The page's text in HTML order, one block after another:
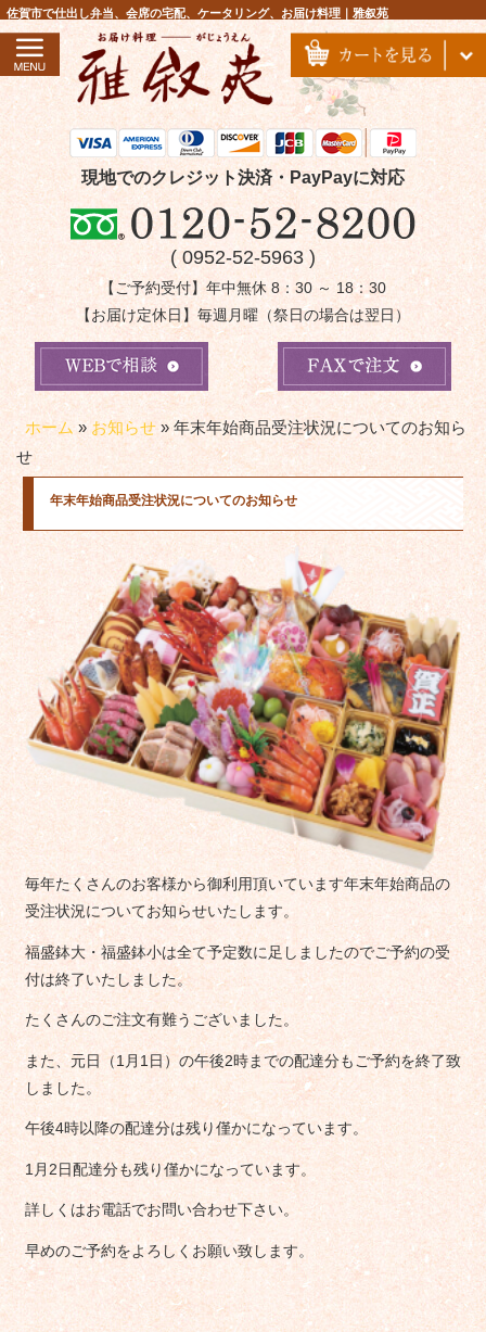
コ
ン
ツ
へ
ス
キ
プ
佐賀市で仕出し弁当、会席の宅配、ケータリング、お届け料理｜雅叙苑
現地でのクレジット決済・PayPayに対応
( 0952-52-5963 )
【ご予約受付】年中無休 8：30 ～ 18：30
【お届け定休日】毎週月曜（祭日の場合は翌日）
ホーム» お知らせ»年末年始商品受注状況についてのお知ら
せ
年末年始商品受注状況についてのお知らせ
毎年たくさんのお客様から御利用頂いています年末年始商品の
受注状況についてお知らせいたします。
福盛鉢大・福盛鉢小は全て予定数に足しましたのでご予約の受
付は終了いたしました。
たくさんのご注文有難うございました。
また、元日（1月1日）の午後2時までの配達分もご予約を終了致
しました。
午後4時以降の配達分は残り僅かになっています。
1月2日配達分も残り僅かになっています。
詳しくはお電話でお問い合わせ下さい。
早めのご予約をよろしくお願い致します。